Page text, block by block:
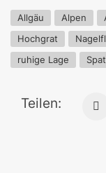
Allgäu Alpen
Hochgrat
ruhige Lage
Teilen: